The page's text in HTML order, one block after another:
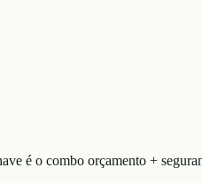
é o combo orçamento +